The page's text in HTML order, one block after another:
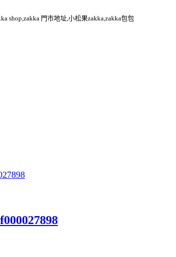
shop,zakka 門市地址,小松果zakka,zakka包包